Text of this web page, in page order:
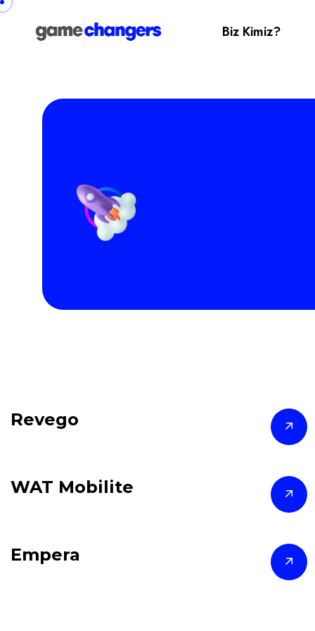
Biz Kimiz?
Revego
WAT Mobilite
Empera